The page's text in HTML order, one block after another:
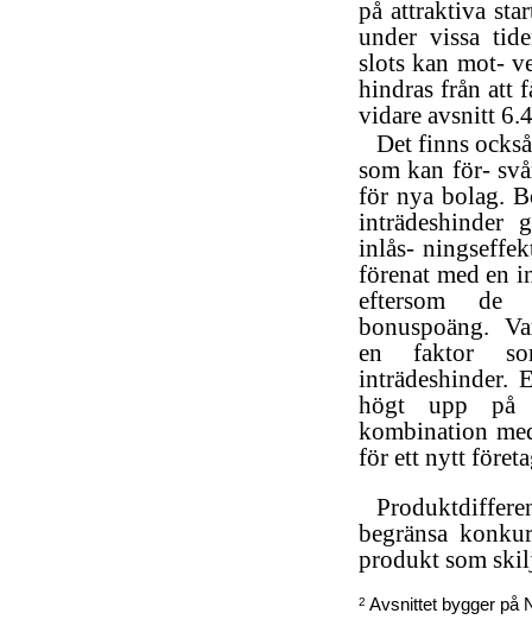
på attraktiva
under vissa
slots kan mot-
hindras från att
vidare avsnitt
Det finns
som kan för-
för nya bolag.
inlås-
förenat med en
eftersom de
bonuspoäng.
en faktor
inträdeshinder.
högt upp på
kombination
för ett nytt
begränsa
produkt som
2 Avsnittet bygger på